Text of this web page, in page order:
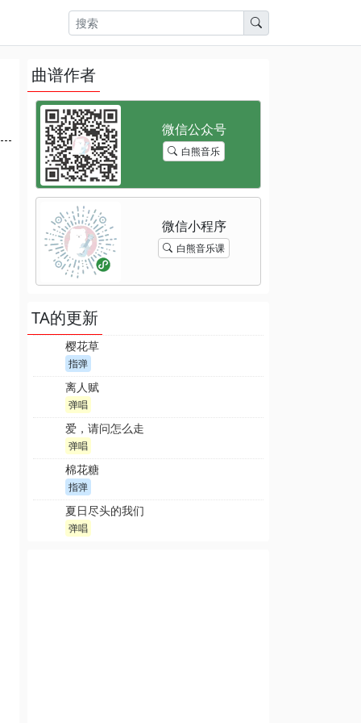
曲谱作者
白熊音乐
白熊音乐课
TA的更新
樱花草
指弹
离人赋
弹唱
爱，请问怎么走
弹唱
棉花糖
指弹
夏日尽头的我们
弹唱